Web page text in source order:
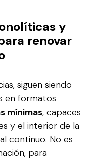
y
renovar
siguen siendo
en formatos
mínimas, capaces
y el interior de la
continuo. No es
para